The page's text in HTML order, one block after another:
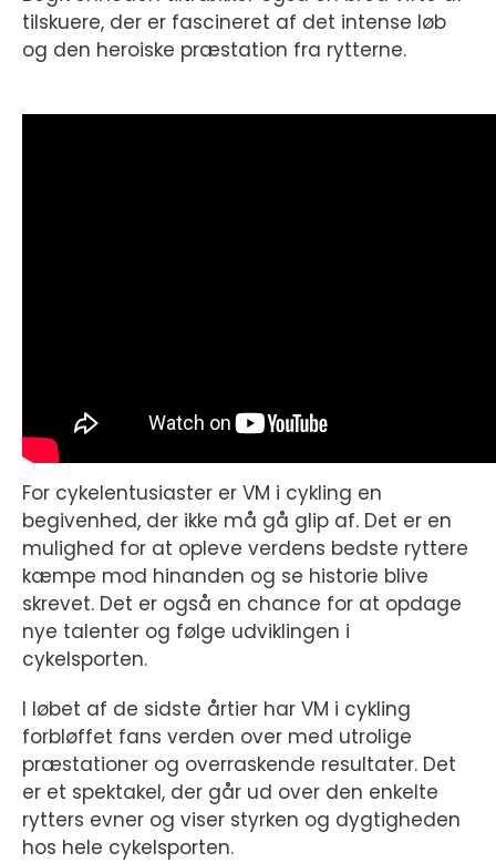
tilskuere, der er fascineret af det intense løb
og den heroiske præstation fra rytterne.
For cykelentusiaster er VM i cykling en
begivenhed, der ikke må gå glip af. Det er en
mulighed for at opleve verdens bedste ryttere
kæmpe mod hinanden og se historie blive
skrevet. Det er også en chance for at opdage
nye talenter og følge udviklingen i
cykelsporten.
I løbet af de sidste årtier har VM i cykling
forbløffet fans verden over med utrolige
præstationer og overraskende resultater. Det
er et spektakel, der går ud over den enkelte
rytters evner og viser styrken og dygtigheden
hos hele cykelsporten.